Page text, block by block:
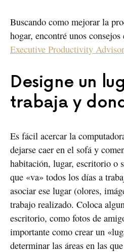
Buscando como mejorar la
hogar, encontré unos consejos
Executive Productivity
Designe un
trabaja y
Es fácil acercar la
dejarse caer en el sofá y
habitación, lugar, escritorio o
que «va» todos los días a
asociar ese lugar (olores,
trabajo realizado. Coloca
escritorio, como fotos de
importante como crear un
determinar las áreas en las